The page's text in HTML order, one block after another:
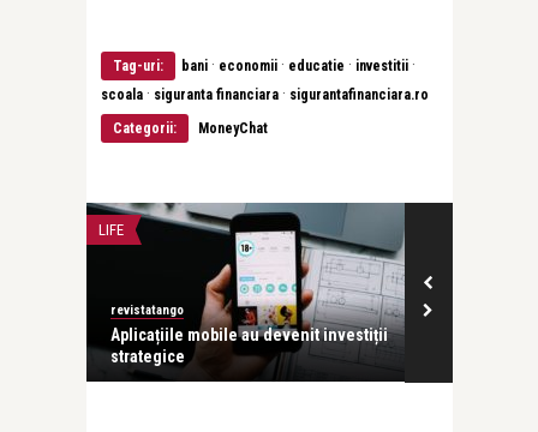
Tag-uri: bani · economii · educatie · investitii ·
scoala · siguranta financiara · sigurantafinanciara.ro
Categorii:
MoneyChat
LIFE
revistatango
Aplicațiile mobile au devenit investiții
strategice